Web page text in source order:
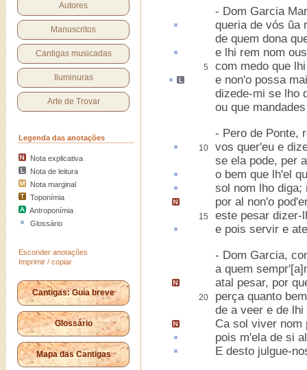
Autores
Manuscritos
Cantigas musicadas
Iluminuras
Arte de Trovar
Legenda das anotações
Nota explicativa
Nota de leitura
Nota marginal
Toponímia
Antroponímia
Glossário
Esconder anotações
Imprimir / copiar
Cantigas: Guia breve
Glossário
Mapa das Cantigas
- Dom Garcia
queria de vós ũa
de quem dona
e lhi rem nom
5
com medo que
e non'o possa
dizede-mi se lho
ou que
- Pero de Ponte,
10
vos quer'eu e
se ela pode, per
o bem que lh'el
sol nom lho diga;
por al non'o
15
este pesar dizer-
e pois servir e
- Dom Garcia,
a quem
atal pesar, por
20 perçaquanto
de a veer e de lhi
Ca sol viver nom
pois m'ela de si
E desto julgue-